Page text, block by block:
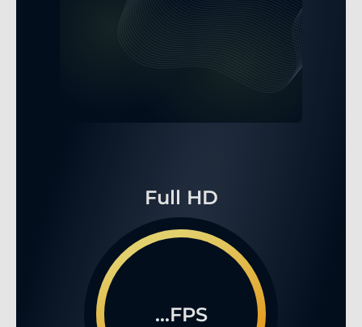
Full HD
...FPS